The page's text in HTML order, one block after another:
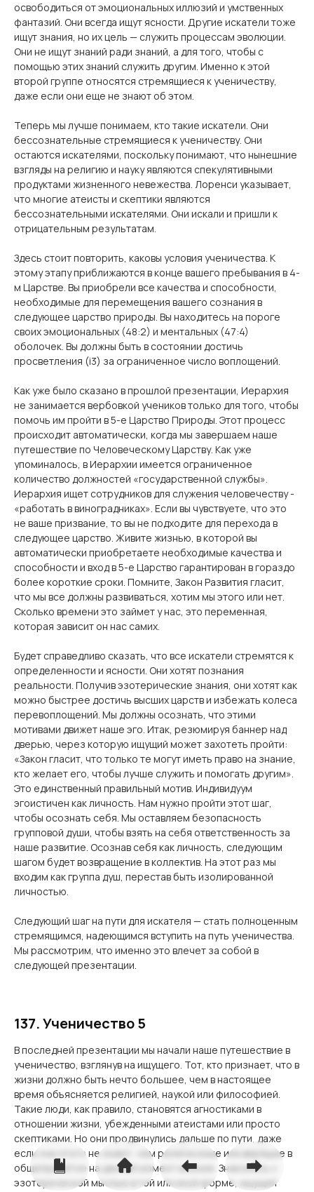
освободиться от эмоциональных иллюзий и умственных
фантазий. Они всегда ищут ясности. Другие искатели тоже
ищут знания, но их цель — служить процессам эволюции.
Они не ищут знаний ради знаний, а для того, чтобы с
помощью этих знаний служить другим. Именно к этой
второй группе относятся стремящиеся к ученичеству,
даже если они еще не знают об этом.
Теперь мы лучше понимаем, кто такие искатели. Они
бессознательные стремящиеся к ученичеству. Они
остаются искателями, поскольку понимают, что нынешние
взгляды на религию и науку являются спекулятивными
продуктами жизненного невежества. Лоренси указывает,
что многие атеисты и скептики являются
бессознательными искателями. Они искали и пришли к
отрицательным результатам.
Здесь стоит повторить, каковы условия ученичества. К
этому этапу приближаются в конце вашего пребывания в 4-
м Царстве. Вы приобрели все качества и способности,
необходимые для перемещения вашего сознания в
следующее царство природы. Вы находитесь на пороге
своих эмоциональных (48:2) и ментальных (47:4)
оболочек. Вы должны быть в состоянии достичь
просветления (i3) за ограниченное число воплощений.
Как уже было сказано в прошлой презентации, Иерархия
не занимается вербовкой учеников только для того, чтобы
помочь им пройти в 5-е Царство Природы. Этот процесс
происходит автоматически, когда мы завершаем наше
путешествие по Человеческому Царству. Как уже
упоминалось, в Иерархии имеется ограниченное
количество должностей «государственной службы».
Иерархия ищет сотрудников для служения человечеству -
«работать в виноградниках». Если вы чувствуете, что это
не ваше призвание, то вы не подходите для перехода в
следующее царство. Живите жизнью, в которой вы
автоматически приобретаете необходимые качества и
способности и вход в 5-е Царство гарантирован в гораздо
более короткие сроки. Помните, Закон Развития гласит,
что мы все должны развиваться, хотим мы этого или нет.
Сколько времени это займет у нас, это переменная,
которая зависит он нас самих.
Будет справедливо сказать, что все искатели стремятся к
определенности и ясности. Они хотят познания
реальности. Получив эзотерические знания, они хотят как
можно быстрее достичь высших царств и избежать колеса
перевоплощений. Мы должны осознать, что этими
мотивами движет наше эго. Итак, резюмируя баннер над
дверью, через которую ищущий может захотеть пройти:
«Закон гласит, что только те могут иметь право на знание,
кто желает его, чтобы лучше служить и помогать другим».
Это единственный правильный мотив. Индивидуум
эгоистичен как личность. Нам нужно пройти этот шаг,
чтобы осознать себя. Мы оставляем безопасность
групповой души, чтобы взять на себя ответственность за
наше развитие. Осознав себя как личность, следующим
шагом будет возвращение в коллектив. На этот раз мы
входим как группа душ, перестав быть изолированной
личностью.
Следующий шаг на пути для искателя — стать полноценным
стремящимся, надеющимся вступить на путь ученичества.
Мы рассмотрим, что именно это влечет за собой в
следующей презентации.
137. Ученичество 5
В последней презентации мы начали наше путешествие в
ученичество, взглянув на ищущего. Тот, кто признает, что в
жизни должно быть нечто большее, чем в настоящее
время объясняется религией, наукой или философией.
Такие люди, как правило, становятся агностиками в
отношении жизни, убежденными атеистами или просто
скептиками. Но они продвинулись дальше по пути, даже
если они этого не знают, чем религиозные или верящие в
общепринятое на данный момент мнение. Знакомясь с
эзотерической мыслью в той или иной форме, ищущий